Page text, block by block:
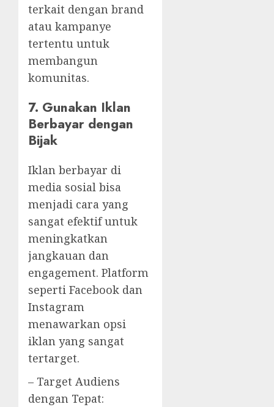
terkait dengan brand
atau kampanye
tertentu untuk
membangun
komunitas.
7. Gunakan Iklan
Berbayar dengan
Bijak
Iklan berbayar di
media sosial bisa
menjadi cara yang
sangat efektif untuk
meningkatkan
jangkauan dan
engagement. Platform
seperti Facebook dan
Instagram
menawarkan opsi
iklan yang sangat
tertarget.
– Target Audiens
dengan Tepat: